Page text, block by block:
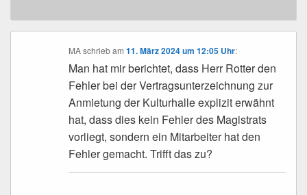
MA schriebam11. März 2024 um 12:05 Uhr:
Man hat mir berichtet, dass Herr Rotter den
Fehler bei der Vertragsunterzeichnung zur
Anmietung der Kulturhalle explizit erwähnt
hat, dass dies kein Fehler des Magistrats
vorliegt, sondern ein Mitarbeiter hat den
Fehler gemacht. Trifft das zu?